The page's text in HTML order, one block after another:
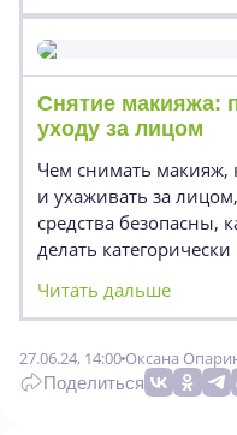
Снятие макияжа:
уходу за лицом
Чем снимать макияж,
и ухаживать за
средства безопасны,
делать
Читать дальше
27.06.24, 14:00 Оксана
Поделиться